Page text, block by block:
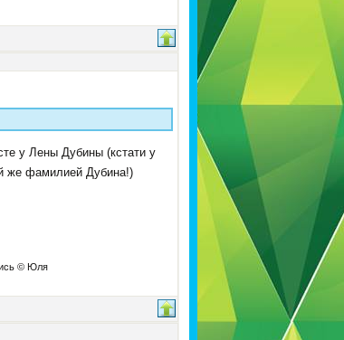
у Лены Дубины (кстати у
же фамилией Дубина!)
© Юля